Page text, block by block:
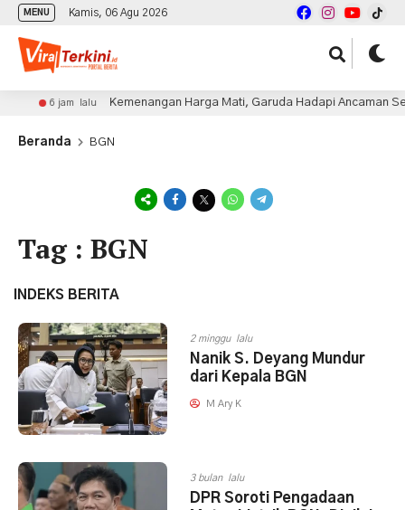
MENU Kamis, 06 Agu 2026
6 jam lalu Kemenangan Harga Mati, Garuda Hadapi Ancaman
Beranda BGN
Tag : BGN
INDEKS BERITA
2 minggu lalu
Nanik S. Deyang Mundur
dari Kepala BGN
M Ary K
3 bulan lalu
DPR Soroti Pengadaan